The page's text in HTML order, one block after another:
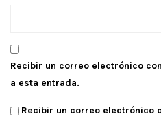
Recibir un correo electrónico
a esta entrada.
Recibir un correo electrónico